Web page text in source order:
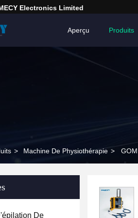
Electronics Limited
Aperçu Produits
> Machine De Physiothérapie >
De